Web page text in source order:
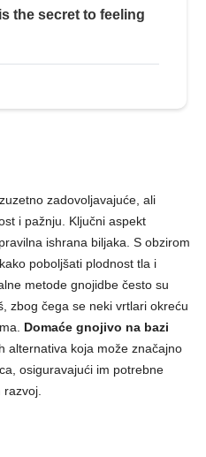
zadovoljavajuće, ali
i pažnju. Ključni aspekt
ishrana biljaka. S obzirom
poboljšati plodnost tla i
metode gnojidbe često su
zbog čega se neki vrtlari okreću
Domaće gnojivo na bazi
alternativa koja može značajno
osiguravajući im potrebne